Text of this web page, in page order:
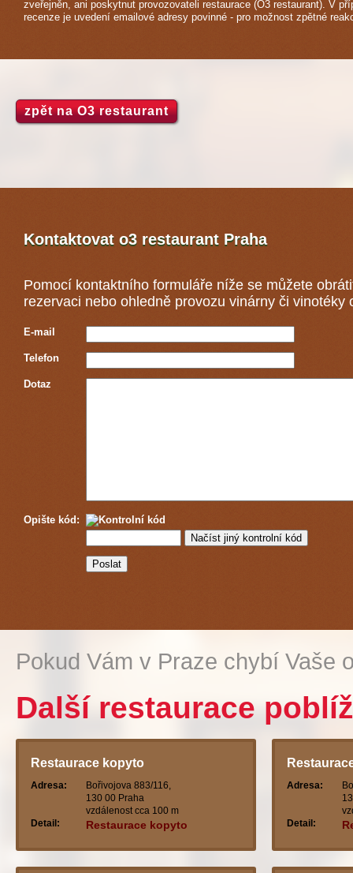
zveřejněn, ani poskytnut provozovateli restaurace (O3 restaurant). V
recenze je uvedení emailové adresy povinné - pro možnost zpětné
zpět na O3 restaurant
Kontaktovat o3 restaurant Praha
Pomocí kontaktního formuláře níže se můžete
rezervaci nebo ohledně provozu vinárny či vinotéky
E-mail
Telefon
Dotaz
Opište kód:
Pokud Vám v Praze chybí Vaše
Další restaurace
Restaurace kopyto
Adresa:
Bořivojova 883/116,
130 00 Praha
vzdálenost cca 100 m
Detail:
Restaurace kopyto
Adresa:
Detail: